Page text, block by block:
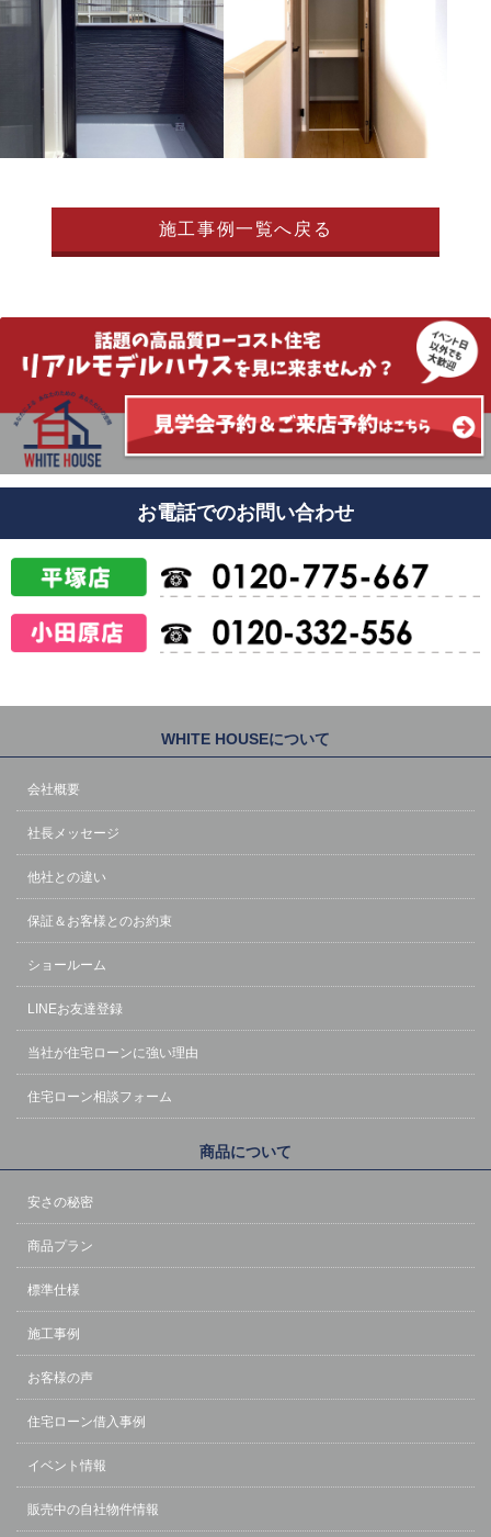
施工事例一覧へ戻る
お電話でのお問い合わせ
WHITE HOUSEについて
会社概要
社長メッセージ
他社との違い
保証＆お客様とのお約束
ショールーム
LINEお友達登録
当社が住宅ローンに強い理由
住宅ローン相談フォーム
商品について
安さの秘密
商品プラン
標準仕様
施工事例
お客様の声
住宅ローン借入事例
イベント情報
販売中の自社物件情報